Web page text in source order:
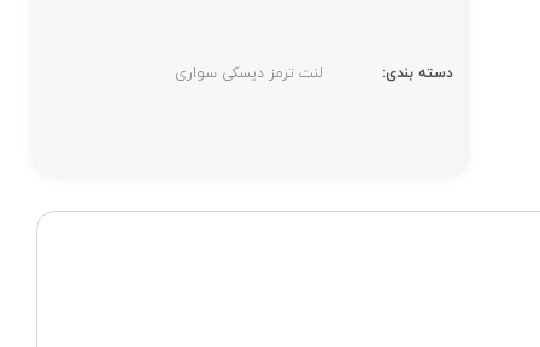
دسته بندی: لنت ترمز دیسکی سواری